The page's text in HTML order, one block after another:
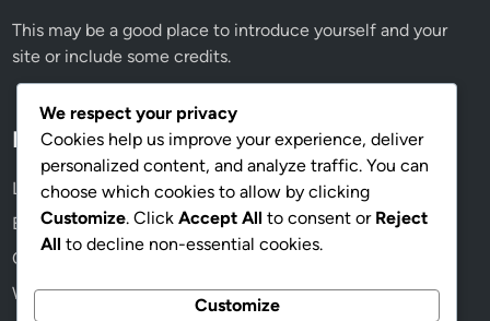
This may be a good place to introduce yourself and your
site or include some credits.
Meta
Log in
Entries feed
Comments feed
WordPress.org
We respect your privacy
Cookies help us improve your experience, deliver
personalized content, and analyze traffic. You can
choose which cookies to allow by clicking
Customize. Click Accept All to consent or Reject
All to decline non-essential cookies.
Customize